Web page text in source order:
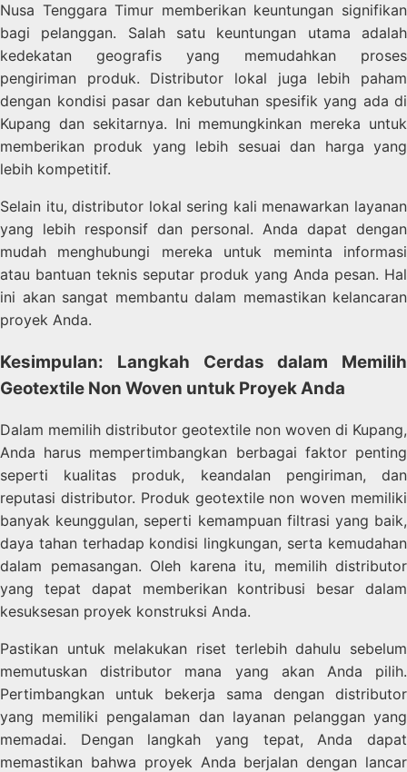
Nusa Tenggara Timur memberikan keuntungan signifikan
bagi pelanggan. Salah satu keuntungan utama adalah
kedekatan geografis yang memudahkan proses
pengiriman produk. Distributor lokal juga lebih paham
dengan kondisi pasar dan kebutuhan spesifik yang ada di
Kupang dan sekitarnya. Ini memungkinkan mereka untuk
memberikan produk yang lebih sesuai dan harga yang
lebih kompetitif.
Selain itu, distributor lokal sering kali menawarkan layanan
yang lebih responsif dan personal. Anda dapat dengan
mudah menghubungi mereka untuk meminta informasi
atau bantuan teknis seputar produk yang Anda pesan. Hal
ini akan sangat membantu dalam memastikan kelancaran
proyek Anda.
Kesimpulan: Langkah Cerdas dalam Memilih
Geotextile Non Woven untuk Proyek Anda
Dalam memilih distributor geotextile non woven di Kupang,
Anda harus mempertimbangkan berbagai faktor penting
seperti kualitas produk, keandalan pengiriman, dan
reputasi distributor. Produk geotextile non woven memiliki
banyak keunggulan, seperti kemampuan filtrasi yang baik,
daya tahan terhadap kondisi lingkungan, serta kemudahan
dalam pemasangan. Oleh karena itu, memilih distributor
yang tepat dapat memberikan kontribusi besar dalam
kesuksesan proyek konstruksi Anda.
Pastikan untuk melakukan riset terlebih dahulu sebelum
memutuskan distributor mana yang akan Anda pilih.
Pertimbangkan untuk bekerja sama dengan distributor
yang memiliki pengalaman dan layanan pelanggan yang
memadai. Dengan langkah yang tepat, Anda dapat
memastikan bahwa proyek Anda berjalan dengan lancar